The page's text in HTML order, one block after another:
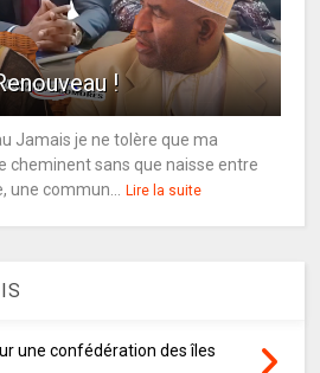
!
Jamais je ne tolère que ma
cheminent sans que naisse entre
une commun...
Lire la suite
une confédération des îles